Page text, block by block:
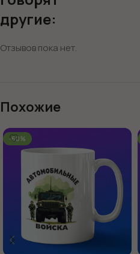
другие:
Отзывов пока нет.
Похожие
-60%